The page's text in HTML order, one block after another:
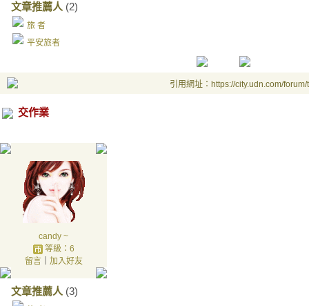
文章推薦人 (2)
旅 者
平安旅者
引用網址：https://city.udn.com/
交作業
candy ~
等級：6
留言｜ 加入好友
文章推薦人 (3)